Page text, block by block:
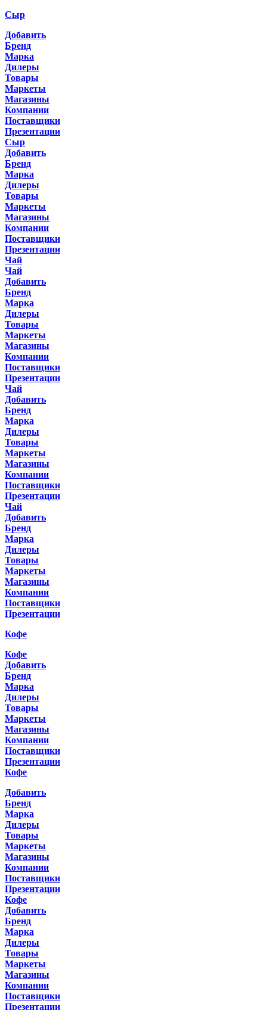
Сыр
Добавить
Бренд
Марка
Дилеры
Товары
Маркеты
Магазины
Компании
Поставщики
Презентации
Сыр
Добавить
Бренд
Марка
Дилеры
Товары
Маркеты
Магазины
Компании
Поставщики
Презентации
Чай
Чай
Добавить
Бренд
Марка
Дилеры
Товары
Маркеты
Магазины
Компании
Поставщики
Презентации
Чай
Добавить
Бренд
Марка
Дилеры
Товары
Маркеты
Магазины
Компании
Поставщики
Презентации
Чай
Добавить
Бренд
Марка
Дилеры
Товары
Маркеты
Магазины
Компании
Поставщики
Презентации
Кофе
Кофе
Добавить
Бренд
Марка
Дилеры
Товары
Маркеты
Магазины
Компании
Поставщики
Презентации
Кофе
Добавить
Бренд
Марка
Дилеры
Товары
Маркеты
Магазины
Компании
Поставщики
Презентации
Кофе
Добавить
Бренд
Марка
Дилеры
Товары
Маркеты
Магазины
Компании
Поставщики
Презентации